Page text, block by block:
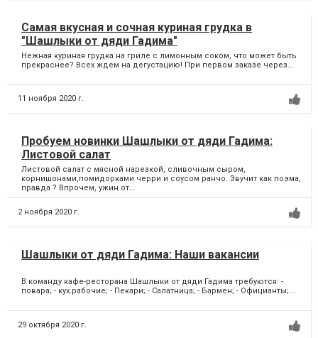
Самая вкусная и сочная куриная грудка в
"Шашлыки от дяди Гадима"
Нежная куриная грудка на гриле с лимонным соком, что может быть
прекраснее? Всех ждем на дегустацию! При первом заказе через...
11 ноября 2020 г.
Пробуем новинки Шашлыки от дяди Гадима:
Листовой салат
Листовой салат с мясной нарезкой, сливочным сыром,
корнишонами,помидорками черри и соусом ранчо. Звучит как поэма,
правда ? Впрочем, ужин от...
2 ноября 2020 г.
Шашлыки от дяди Гадима: Наши вакансии
В команду кафе-ресторана Шашлыки от дяди Гадима требуются: -
повара; - кух.рабочие; - Пекари; - Салатница; - Бармен; - Официанты;...
29 октября 2020 г.